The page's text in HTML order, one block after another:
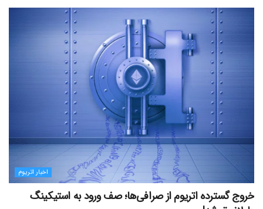
اخبار اتریوم
خروج گسترده اتریوم از صرافی‌ها؛ صف ورود به استیکینگ